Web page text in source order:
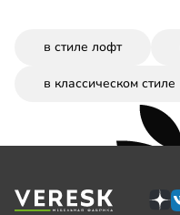
в стиле лофт
в классическом стиле